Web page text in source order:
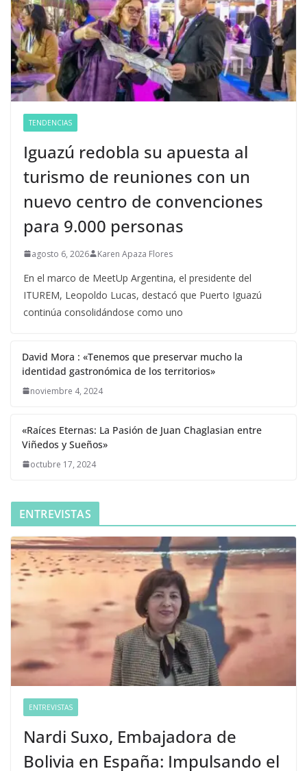
TENDENCIAS
Iguazú redobla su apuesta al
turismo de reuniones con un
nuevo centro de convenciones
para 9.000 personas
agosto 6, 2026 Karen Apaza Flores
En el marco de MeetUp Argentina, el presidente del
ITUREM, Leopoldo Lucas, destacó que Puerto Iguazú
continúa consolidándose como uno
David Mora : «Tenemos que preservar mucho la
identidad gastronómica de los territorios»
noviembre 4, 2024
«Raíces Eternas: La Pasión de Juan Chaglasian entre
Viñedos y Sueños»
octubre 17, 2024
ENTREVISTAS
ENTREVISTAS
Nardi Suxo, Embajadora de
Bolivia en España: Impulsando el